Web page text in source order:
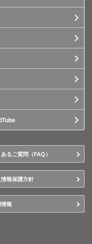
あるご質問（FAQ）
情報保護方針
報